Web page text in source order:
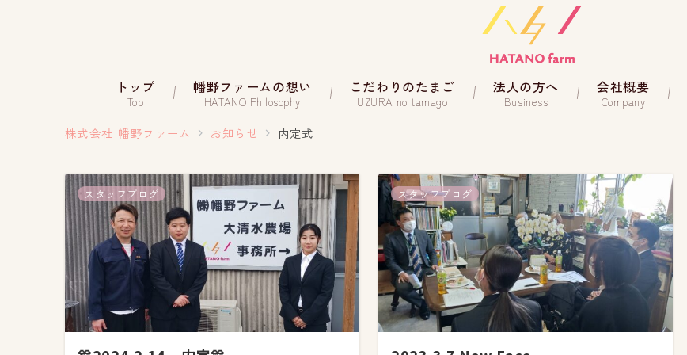
トップ
Top
幡野ファームの想い
HATANO Philosophy
こだわりのたまご
UZURA no tamago
法人の方へ
Business
会社概要
Company
株式会社 幡野ファーム お知らせ 内定式
スタッフブログ スタッフブログ